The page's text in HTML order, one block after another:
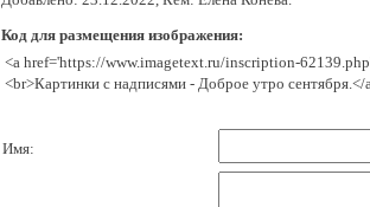
Код для размещения изображения:
<a href='https://www.imagetext.ru/inscription-
<br>Картинки с надписями - Доброе утро сентября.</
Имя: